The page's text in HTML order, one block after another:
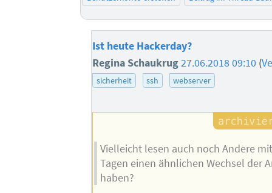
Ist heute Hackerday?
Regina Schaukrug27.06.2018 09:10 (
sicherheit ssh webserver
Vielleicht lesen auch noch Andere
Tagen einen ähnlichen Wechsel der
haben?